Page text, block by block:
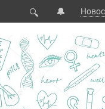
🔍 🔔